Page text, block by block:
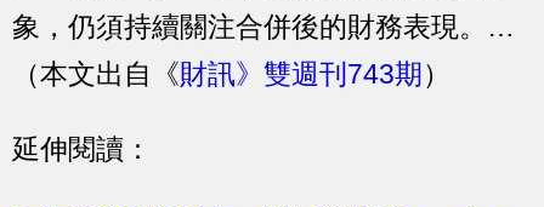
象，仍須持續關注合併後的財務表現。…
（本文出自《財訊》雙週刊743期 ）
延伸閱讀：